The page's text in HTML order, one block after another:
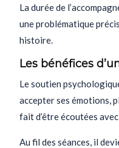
La durée de
une problématique
histoire.
Les bénéfices
Le soutien
accepter ses émotions,
fait d’être écoutées
Au fil des séances, il